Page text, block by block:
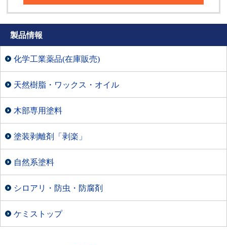
製品情報
化学工業薬品(在庫販売)
天然樹脂・ワックス・オイル
木部専用塗料
塗装剥離剤「剥楽」
自然系塗料
シロアリ・防虫・防腐剤
ケミストップ